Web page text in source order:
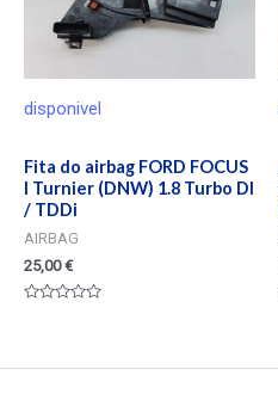
disponivel
Fita do airbag FORD FOCUS
I Turnier (DNW) 1.8 Turbo DI
/ TDDi
AIRBAG
25,00€
5